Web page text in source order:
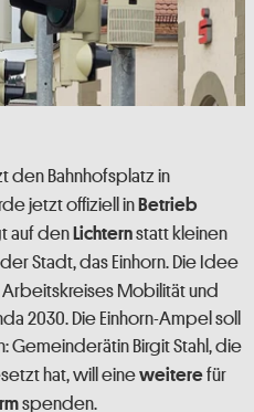
den Bahnhofsplatz in
jetzt offiziell inBetrieb
auf denLichternstatt kleinen
der Stadt, das Einhorn. Die Idee
Mobilität und
2030. Die Einhorn-Ampel soll
Birgit Stahl, die
hat, will eineweiterefür
spenden.